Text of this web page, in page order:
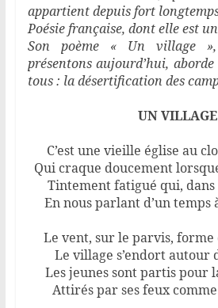
appartient depuis fort
Poésie française, dont elle est
Son poème « Un village
présentons aujourd’hui,
tous : la désertification des
UN VILLAGE
C’est une vieille église au
Qui craque doucement
Tintement fatigué qui, dans
En nous parlant d’un temps
Le vent, sur le parvis,
Le village s’endort autour
Les jeunes sont partis pour
Attirés par ses feux